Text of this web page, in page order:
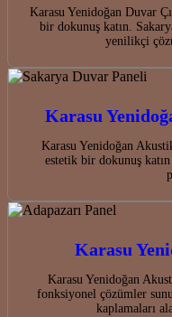
Karasu Yenidoğan Duvar
bir dokunuş katın.
yenilikçi
Karasu
Karasu Yenidoğan
estetik bir dokunuş katın
Karasu
Karasu Yenidoğan
fonksiyonel çözümler
kaplamaları